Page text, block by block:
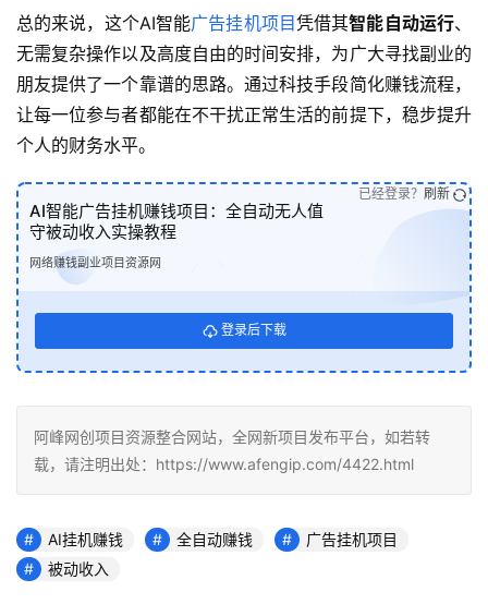
总的来说，这个AI智能广告挂机项目凭借其智能自动运行、
无需复杂操作以及高度自由的时间安排，为广大寻找副业的
朋友提供了一个靠谱的思路。通过科技手段简化赚钱流程，
让每一位参与者都能在不干扰正常生活的前提下，稳步提升
个人的财务水平。
AI智能广告挂机赚钱项目：全自动无人值
守被动收入实操教程
网络赚钱副业项目资源网
登录后下载
已经登录？ 刷新
阿峰网创项目资源整合网站，全网新项目发布平台，如若转
载，请注明出处：https://www.afengip.com/4422.html
AI挂机赚钱 全自动赚钱
广告挂机项目
被动收入